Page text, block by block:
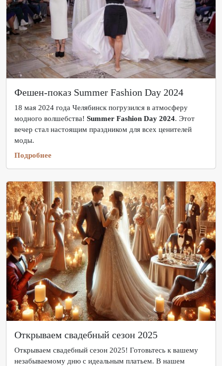
Фешен-показ Summer Fashion Day 2024
18 мая 2024 года Челябинск погрузился в атмосферу
модного волшебства! Summer Fashion Day 2024. Этот
вечер стал настоящим праздником для всех ценителей
моды.
Подробнее
Открываем свадебный сезон 2025
Открываем свадебный сезон 2025! Готовьтесь к вашему
незабываемому дню с идеальным платьем. В нашем